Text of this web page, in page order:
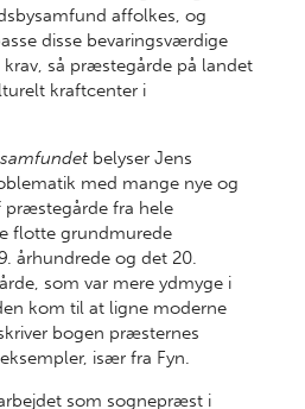
affolkes, og
disse bevaringsværdige
så præstegårde på landet
kraftcenter i
belyser Jens
med mange nye og
fra hele
flotte grundmurede
århundrede og det 20.
som var mere ydmyge i
kom til at ligne moderne
bogen præsternes
især fra Fyn.
som sognepræst i